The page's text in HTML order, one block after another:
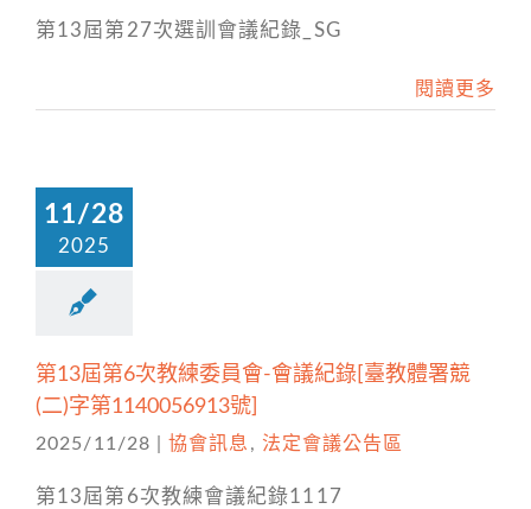
第13屆第27次選訓會議紀錄_SG
閱讀更多
11/28
2025
第13屆第6次教練委員會-會議紀錄[臺教體署競
(二)字第1140056913號]
2025/11/28 協會訊息 , 法定會議公告區
第13屆第6次教練會議紀錄1117